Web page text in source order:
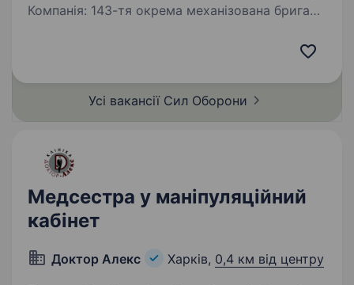
Компанія: 143-тя окрема механізована бригада
компанії: 143-тя окрема механізована бригада
командування «Північ»…
Усі вакансії Сил Оборони
Медсестра у маніпуляційний
кабінет
Доктор Алекс Харків, 0,4 км від центру